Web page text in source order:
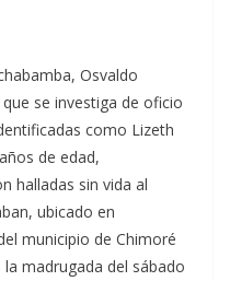
Osvaldo
se investiga de oficio
como Lizeth
de edad,
halladas sin vida al
ubicado en
municipio de Chimoré
madrugada del sábado